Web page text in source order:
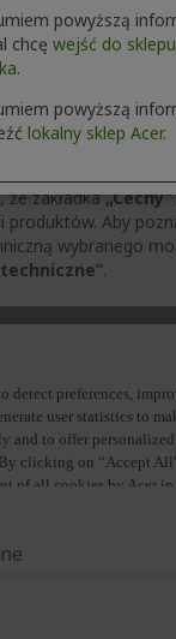
Z NAMI | ZAŁÓŻ
że zakładka„Cechy”
Aby
wybranego
.
powyższą
chcę wejść do
powyższą
lokalny sklep Acer.